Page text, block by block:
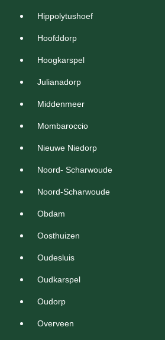
Hippolytushoef
Hoofddorp
Hoogkarspel
Julianadorp
Middenmeer
Mombaroccio
Nieuwe Niedorp
Noord- Scharwoude
Noord-Scharwoude
Obdam
Oosthuizen
Oudesluis
Oudkarspel
Oudorp
Overveen